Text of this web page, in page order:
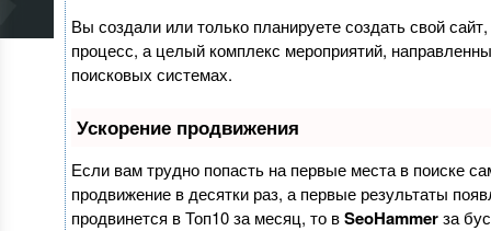
Вы создали или только планируете создать свой
процесс, а целый комплекс мероприятий,
поисковых системах.
Ускорение продвижения
Если вам трудно попасть на первые места в поиске
продвижение в десятки раз, а первые результаты
продвинется в Топ10 за месяц, то вSeoHammerза